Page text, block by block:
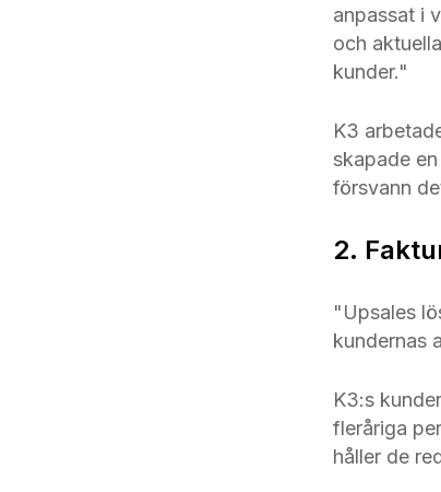
anpassat i
och
kunder."
K3
skapade
försvann
2.
"Upsales
kundernas
K3:s
fleråriga
håller de